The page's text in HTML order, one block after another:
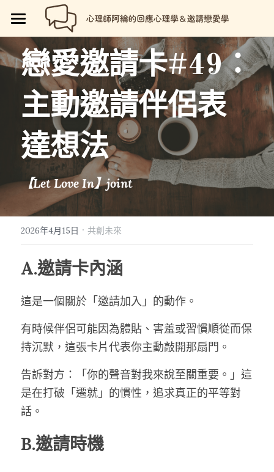
🏡首頁
回應心理學
📗回應心理學
💼【就享知】職場專欄
好人卡計畫
🏷️好人卡「給予祝福」
🏕️好人卡店家
邀請戀愛學
邀請戀愛學
😍性愛玩樂
😄親密連結
😡衝突解決
😘恆溫日常
💔總是愛錯人【專欄】
💖讓操控失效【專欄】
🥹戀愛裡的眼淚【專欄】
📑Love Notes
品牌流程設計
💡品牌流程設計
🖥️7天網站架設
📝SEO文章服務
📊作品集
關於我
😱我是阿綸
📚阿綸的書單
📝所有文章
💸Portaly分站
🎁就愛免費
戀愛邀請卡#49：
主動邀請伴侶表
達想法
【Let Love In】joint
2026年4月15日 · 共創未來
A.邀請卡內涵
這是一個關於「邀請加入」的動作。
有時候伴侶可能因為體貼、害羞或習慣順從而保
持沉默，這張卡片代表你主動敲開那扇門。
告訴對方：「你的聲音對我來說至關重要。」這
是在打破「遷就」的慣性，追求真正的平等對
話。
B.邀請時機